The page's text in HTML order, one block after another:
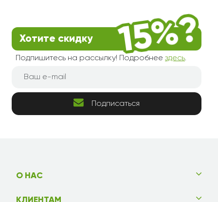
Хотите скидку
Подпишитесь на рассылку! Подробнее здесь.
Подписаться
О НАС
КЛИЕНТАМ